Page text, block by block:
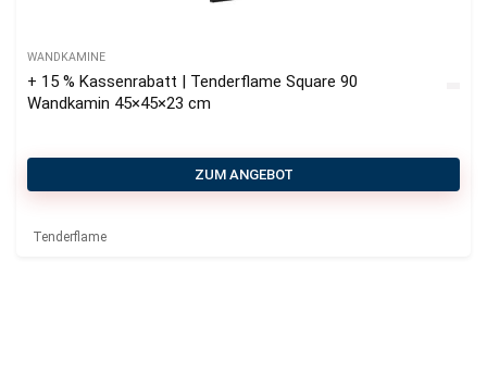
WANDKAMINE
+ 15 % Kassenrabatt | Tenderflame Square 90
Wandkamin 45×45×23 cm
ZUM ANGEBOT
Tenderflame